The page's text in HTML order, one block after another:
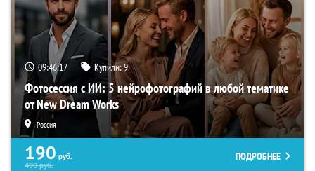
09:46:16 Купили:9
Фотосессия с ИИ: 5 нейрофотографий в любой тематике
от New Dream Works
Россия
190 руб.
490руб.
ПОДРОБНЕЕ